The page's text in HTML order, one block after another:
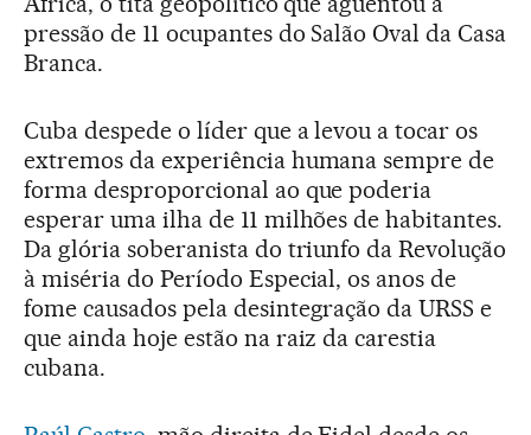
pressão de 11 ocupantes do Salão Oval da Casa
Branca.
Cuba despede o líder que a levou a tocar os
extremos da experiência humana sempre de
forma desproporcional ao que poderia
esperar uma ilha de 11 milhões de habitantes.
Da glória soberanista do triunfo da Revolução
à miséria do Período Especial, os anos de
fome causados pela desintegração da URSS e
que ainda hoje estão na raiz da carestia
cubana.